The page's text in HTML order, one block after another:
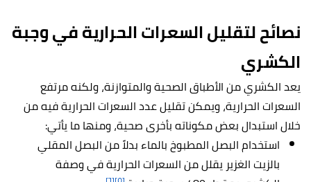
نصائح لتقليل السعرات الحرارية في وجبة
الكشري
يعد الكشري من الأطباق الصحية والمتوازنة، ولكنه مرتفع
السعرات الحرارية، ويمكن تقليل عدد السعرات الحرارية فيه من
خلال استبدال بعض مكوناته بأخرى صحية، ومنها ما يأتي:
استخدام البصل المطبوخ بالماء بدلاً من البصل المقلي
بالزيت الغزير يقلل من السعرات الحرارية في وصفة